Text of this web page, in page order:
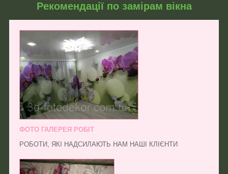
Рекомендації по замірам вікна
ФОТО ГАЛЕРЕЯ РОБІТ
РОБОТИ, ЯКІ НАДСИЛАЮТЬ НАМ НАШІ КЛІЄНТИ